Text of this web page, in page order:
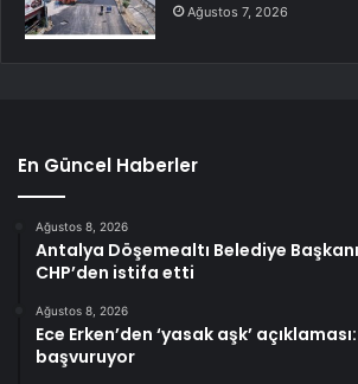
Ağustos 7, 2026
En Güncel Haberler
Ağustos 8, 2026
Antalya Döşemealtı Belediye
CHP’den istifa etti
Ağustos 8, 2026
Ece Erken’den ‘yasak aşk’
başvuruyor